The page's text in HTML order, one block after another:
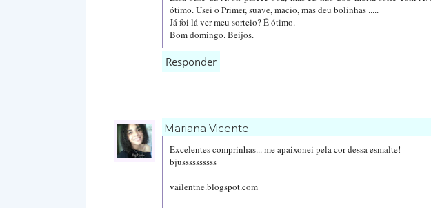
ótimo. Usei o Primer, suave, macio, mas deu bolinhas .....
Já foi lá ver meu sorteio? É ótimo.
Bom domingo. Beijos.
Responder
Mariana Vicente
Excelentes comprinhas... me apaixonei pela cor dessa esmalte!
bjussssssssss
vailentne.blogspot.com